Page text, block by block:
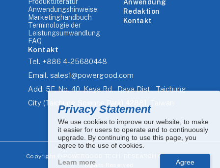
Privacy Statement
We use cookies to improve our website, to make
it easier for users to operate and to continuously
upgrade. By continuing to use this page, you
agree to the use of cookies.
Learn more
Produktliteratur
Anwendungshinweise
Marketinghandbuch
Terminologie der
Leistungsumwandlung
FAQ
Anwendung
Redaktion
Kontakt
Kontakt
Tel. +886 4-25680448
Email. sales1@powergood.com
Add. 5F, No. 40, Keya Rd., Daya Dist., Taichung
City (Taichung Science Park) 42881, Taiwan
Copyright ©
POWERGOOD TECH. RESEARCH CO., LTD. All
Rights Reserved.